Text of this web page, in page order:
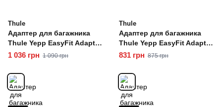
Thule
Адаптер для багажника
Thule Yepp EasyFit Adapter,
необходим для Thule Yepp
TH12020409 Black
1 036 грн 1 090 грн
Thule
Адаптер для багажника
Thule Yepp EasyFit Adapter,
необходим для Thule Yepp
TH12020410 Silver
831 грн 875 грн